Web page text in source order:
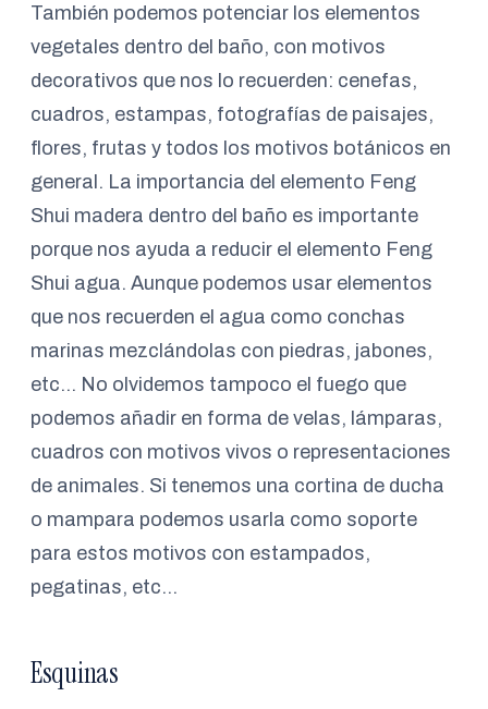
También podemos potenciar los elementos
vegetales dentro del baño, con motivos
decorativos que nos lo recuerden: cenefas,
cuadros, estampas, fotografías de paisajes,
flores, frutas y todos los motivos botánicos en
general. La importancia del elemento Feng
Shui madera dentro del baño es importante
porque nos ayuda a reducir el elemento Feng
Shui agua. Aunque podemos usar elementos
que nos recuerden el agua como conchas
marinas mezclándolas con piedras, jabones,
etc… No olvidemos tampoco el fuego que
podemos añadir en forma de velas, lámparas,
cuadros con motivos vivos o representaciones
de animales. Si tenemos una cortina de ducha
o mampara podemos usarla como soporte
para estos motivos con estampados,
pegatinas, etc…
Esquinas